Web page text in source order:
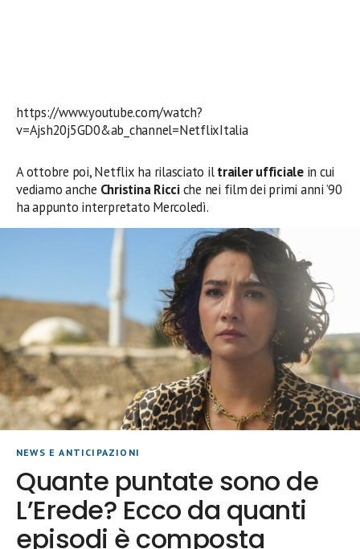
https://www.youtube.com/watch?
v=Ajsh20j5GD0&ab_channel=NetflixItalia
A ottobre poi, Netflix ha rilasciato iltrailer ufficialein cui
vediamo anche Christina Ricciche nei film dei primi anni ’90
ha appunto interpretato Mercoledì.
NEWS E ANTICIPAZIONI
Quante puntate sono de
L’Erede? Ecco da quanti
episodi è composta